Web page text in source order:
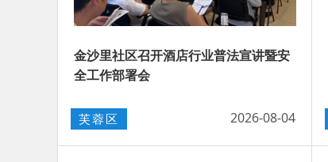
金沙里社区召开酒店行业普法宣讲暨安
全工作部署会
芙蓉区 2026-08-04